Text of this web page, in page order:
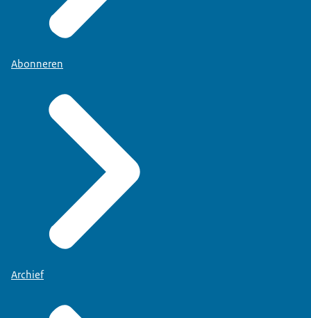
Abonneren
Archief